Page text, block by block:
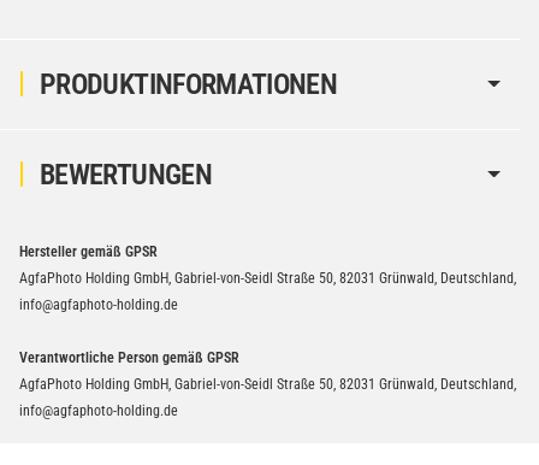
PRODUKTINFORMATIONEN
BEWERTUNGEN
Hersteller gemäß GPSR
AgfaPhoto Holding GmbH, Gabriel-von-Seidl Straße 50, 82031 Grünwald, Deutschland,
info@agfaphoto-holding.de
Verantwortliche Person gemäß GPSR
AgfaPhoto Holding GmbH, Gabriel-von-Seidl Straße 50, 82031 Grünwald, Deutschland,
info@agfaphoto-holding.de